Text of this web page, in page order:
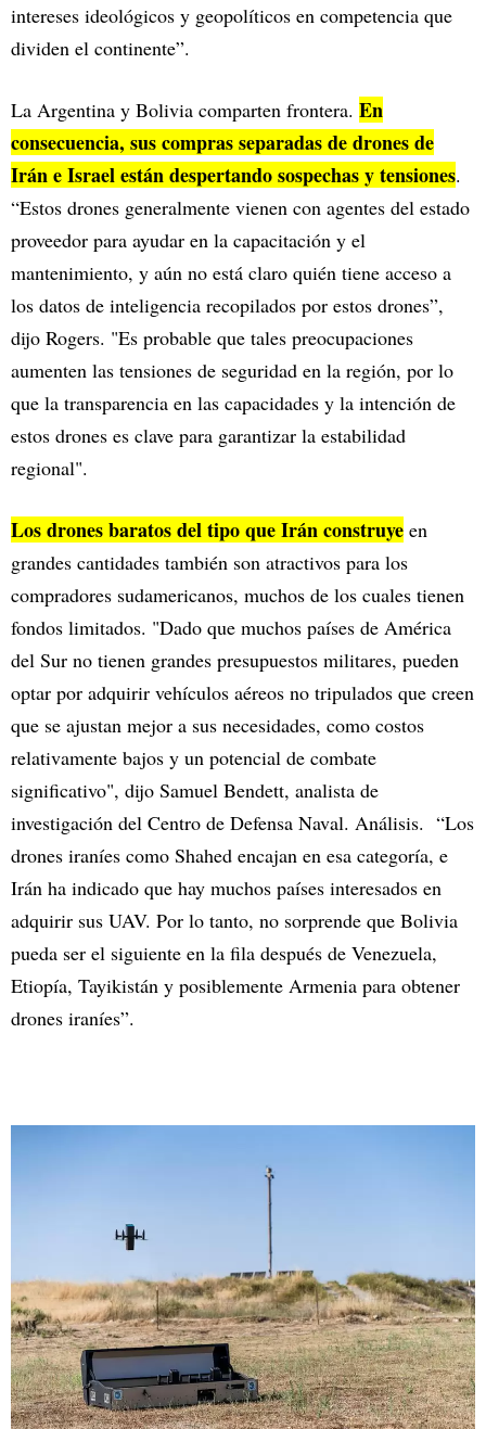
intereses ideológicos y geopolíticos en competencia que
dividen el continente”.
La Argentina y Bolivia comparten frontera. En
consecuencia, sus compras separadas de drones de
Irán e Israel están despertando sospechas y tensiones.
“Estos drones generalmente vienen con agentes del estado
proveedor para ayudar en la capacitación y el
mantenimiento, y aún no está claro quién tiene acceso a
los datos de inteligencia recopilados por estos drones”,
dijo Rogers. "Es probable que tales preocupaciones
aumenten las tensiones de seguridad en la región, por lo
que la transparencia en las capacidades y la intención de
estos drones es clave para garantizar la estabilidad
regional".
Los drones baratos del tipo que Irán construye en
grandes cantidades también son atractivos para los
compradores sudamericanos, muchos de los cuales tienen
fondos limitados. "Dado que muchos países de América
del Sur no tienen grandes presupuestos militares, pueden
optar por adquirir vehículos aéreos no tripulados que creen
que se ajustan mejor a sus necesidades, como costos
relativamente bajos y un potencial de combate
significativo", dijo Samuel Bendett, analista de
investigación del Centro de Defensa Naval. Análisis. “Los
drones iraníes como Shahed encajan en esa categoría, e
Irán ha indicado que hay muchos países interesados en
adquirir sus UAV. Por lo tanto, no sorprende que Bolivia
pueda ser el siguiente en la fila después de Venezuela,
Etiopía, Tayikistán y posiblemente Armenia para obtener
drones iraníes”.